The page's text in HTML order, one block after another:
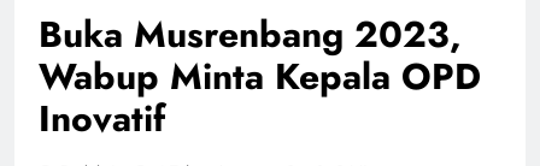
Buka Musrenbang 2023,
Wabup Minta Kepala OPD
Inovatif